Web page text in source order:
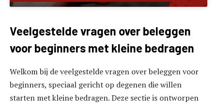
Veelgestelde vragen over beleggen
voor beginners met kleine bedragen
Welkom bij de veelgestelde vragen over beleggen voor
beginners, speciaal gericht op degenen die willen
starten met kleine bedragen. Deze sectie is ontworpen